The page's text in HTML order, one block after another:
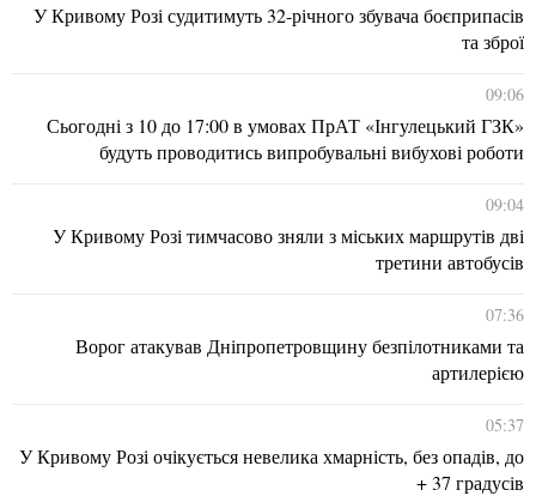
У Кривому Розі судитимуть 32-річного збувача боєприпасів
та зброї
09:06
Сьогодні з 10 до 17:00 в умовах ПрАТ «Інгулецький ГЗК»
будуть проводитись випробувальні вибухові роботи
09:04
У Кривому Розі тимчасово зняли з міських маршрутів дві
третини автобусів
07:36
Ворог атакував Дніпропетровщину безпілотниками та
артилерією
05:37
У Кривому Розі очікується невелика хмарність, без опадів, до
+ 37 градусів